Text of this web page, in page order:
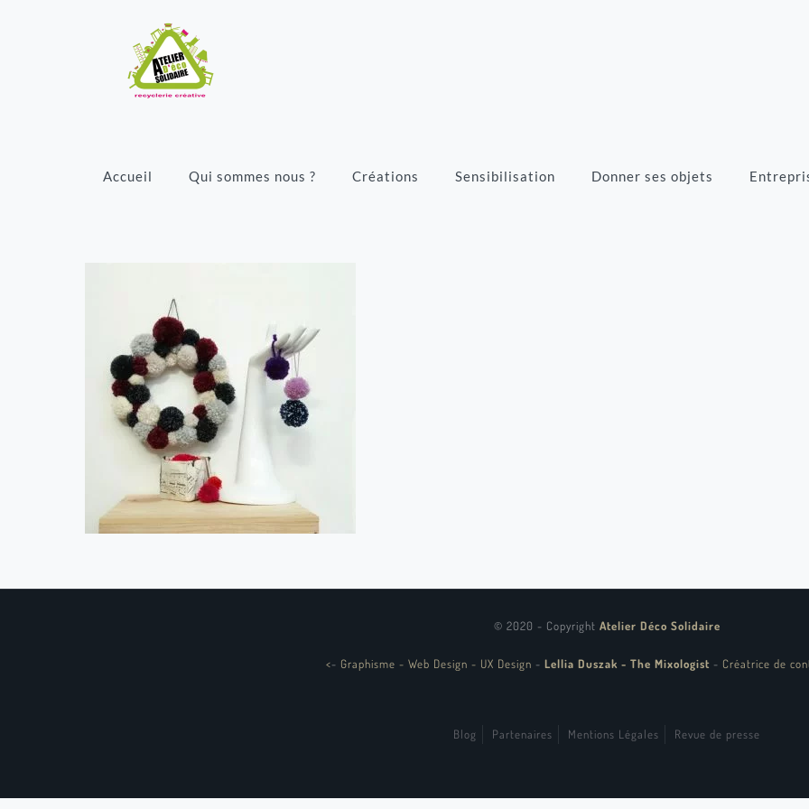
Accueil Qui sommes nous ? Créations Sensibilisation Donner ses objets
© 2020 - Copyright Atelier Déco Solidaire
<- Graphisme - Web Design - UX Design - Lellia Duszak - The Mixologist - Créatrice de
Blog Partenaires Mentions Légales Revue de presse